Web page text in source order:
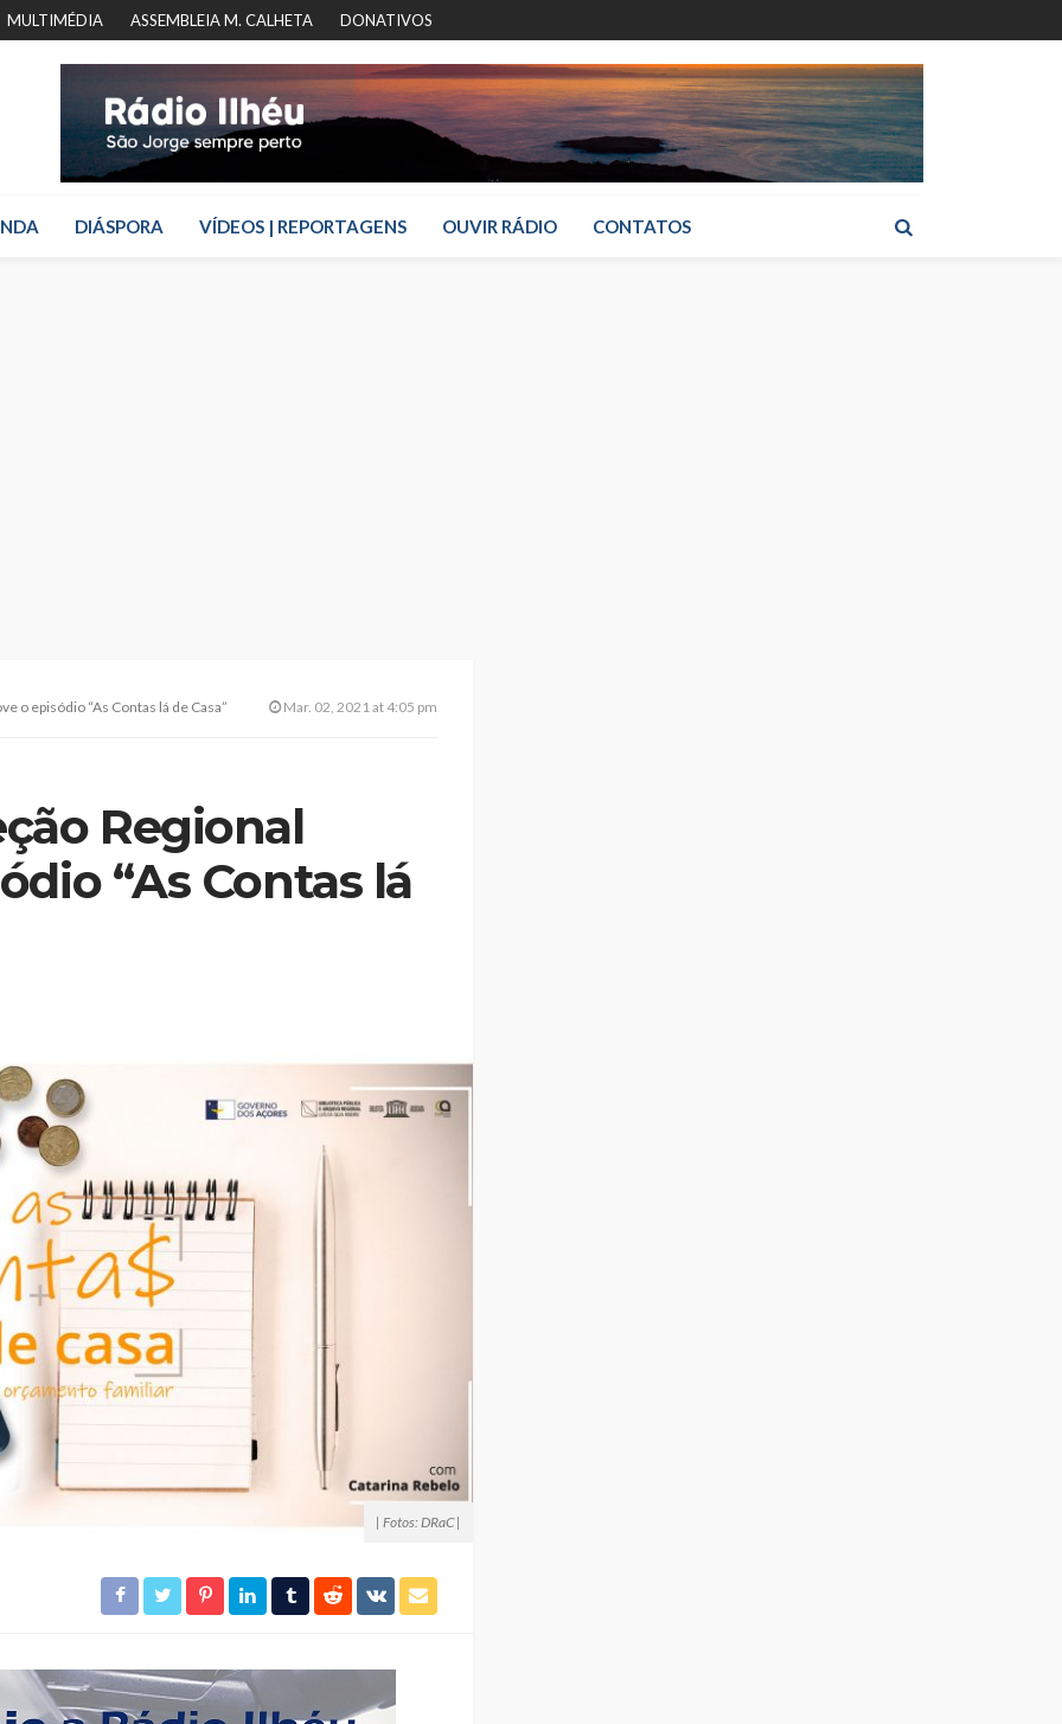
MULTIMÉDIA ASSEMBLEIA M. CALHETA DONATIVOS
DIÁSPORA VÍDEOS | REPORTAGENS OUVIR RÁDIO CONTATOS
o episódio “As Contas lá de Casa” Mar. 02, 2021 at 4:05 pm
Regional
“As Contas lá
| Fotos: DRaC |